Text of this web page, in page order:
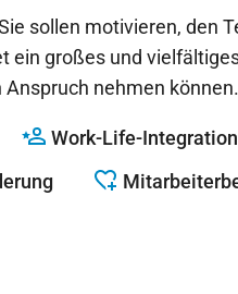
sollen motivieren, den
ein großes und
nehmen können.
Work-Life-Integration